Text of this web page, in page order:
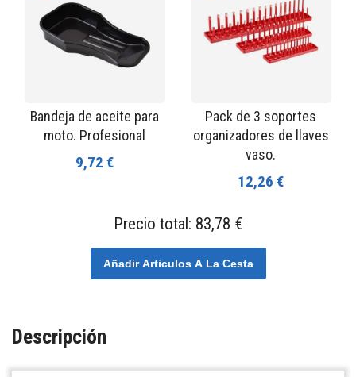
Bandeja de aceite para
moto. Profesional
9,72 €
Pack de 3 soportes
organizadores de llaves
vaso.
12,26 €
Precio total: 83,78 €
Añadir Articulos A La Cesta
Descripción